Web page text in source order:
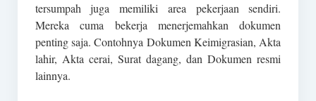
tersumpah juga memiliki area pekerjaan sendiri.
Mereka cuma bekerja menerjemahkan dokumen
penting saja. Contohnya Dokumen Keimigrasian, Akta
lahir, Akta cerai, Surat dagang, dan Dokumen resmi
lainnya.